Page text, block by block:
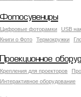
Фотосувениры
Цифровые фоторамки USB
Книги о Фото
Термокружки
Проекционное
Крепления для проекторов
Интерактивное оборудование